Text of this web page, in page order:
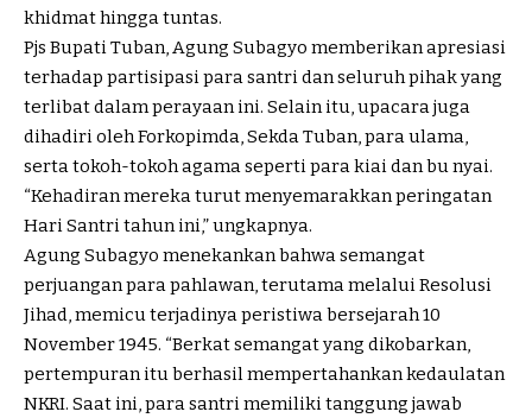
khidmat hingga tuntas.
Pjs Bupati Tuban, Agung Subagyo memberikan apresiasi
terhadap partisipasi para santri dan seluruh pihak yang
terlibat dalam perayaan ini. Selain itu, upacara juga
dihadiri oleh Forkopimda, Sekda Tuban, para ulama,
serta tokoh-tokoh agama seperti para kiai dan bu nyai.
“Kehadiran mereka turut menyemarakkan peringatan
Hari Santri tahun ini,” ungkapnya.
Agung Subagyo menekankan bahwa semangat
perjuangan para pahlawan, terutama melalui Resolusi
Jihad, memicu terjadinya peristiwa bersejarah 10
November 1945. “Berkat semangat yang dikobarkan,
pertempuran itu berhasil mempertahankan kedaulatan
NKRI. Saat ini, para santri memiliki tanggung jawab